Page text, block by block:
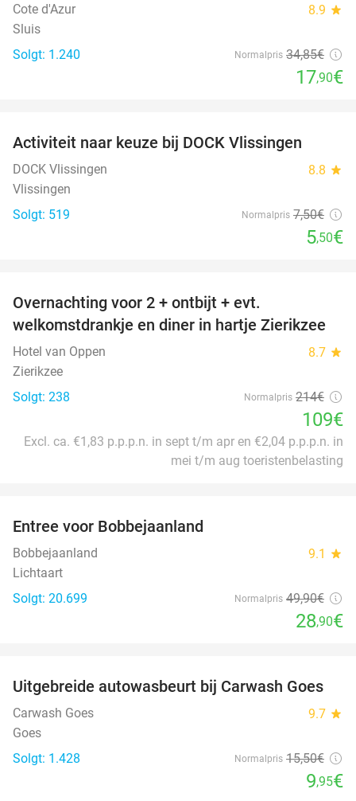
Cote d'Azur 8.9 star
Sluis
Solgt: 1.240
Normalpris 34,85€
17,90€
Activiteit naar keuze bij DOCK Vlissingen
DOCK Vlissingen 8.8 star
Vlissingen
Solgt: 519
Normalpris 7,50€
5,50€
Overnachting voor 2 + ontbijt + evt.
welkomstdrankje en diner in hartje Zierikzee
Hotel van Oppen 8.7 star
Zierikzee
Solgt: 238
Normalpris 214€
109€
Excl. ca. €1,83 p.p.p.n. in sept t/m apr en €2,04 p.p.p.n. in
mei t/m aug toeristenbelasting
Entree voor Bobbejaanland
Bobbejaanland 9.1 star
Lichtaart
Solgt: 20.699
Normalpris 49,90€
28,90€
36%
Uitgebreide autowasbeurt bij Carwash Goes
Carwash Goes 9.7 star
Goes
Solgt: 1.428
Normalpris 15,50€
9,95€